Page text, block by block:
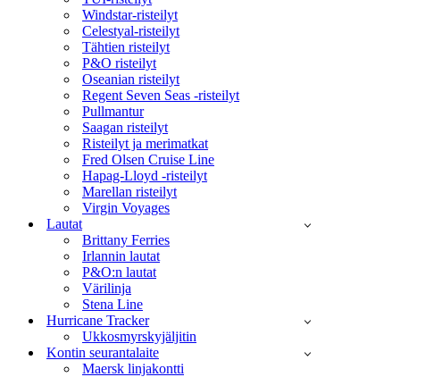
Windstar-risteilyt
Celestyal-risteilyt
Tähtien risteilyt
P&O risteilyt
Oseanian risteilyt
Regent Seven Seas -risteilyt
Pullmantur
Saagan risteilyt
Risteilyt ja merimatkat
Fred Olsen Cruise Line
Hapag-Lloyd -risteilyt
Marellan risteilyt
Virgin Voyages
Lautat
Brittany Ferries
Irlannin lautat
P&O:n lautat
Värilinja
Stena Line
Hurricane Tracker
Ukkosmyrskyjäljitin
Kontin seurantalaite
Maersk linjakontti